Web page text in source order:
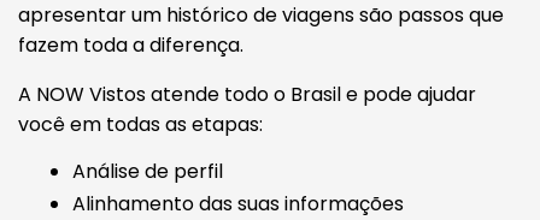
apresentar um histórico de viagens são passos que
fazem toda a diferença.
A NOW Vistos atende todo o Brasil e pode ajudar
você em todas as etapas:
Análise de perfil
Alinhamento das suas informações